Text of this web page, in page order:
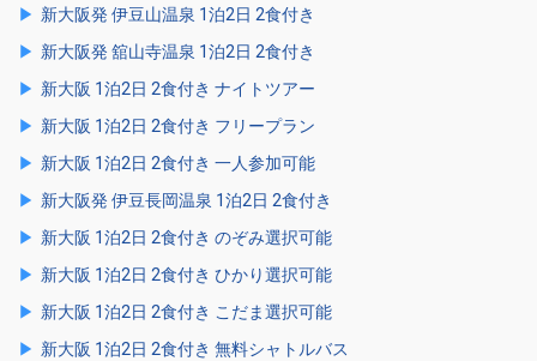
新大阪発 伊豆山温泉 1泊2日 2食付き
新大阪発 舘山寺温泉 1泊2日 2食付き
新大阪 1泊2日 2食付き ナイトツアー
新大阪 1泊2日 2食付き フリープラン
新大阪 1泊2日 2食付き 一人参加可能
新大阪発 伊豆長岡温泉 1泊2日 2食付き
新大阪 1泊2日 2食付き のぞみ選択可能
新大阪 1泊2日 2食付き ひかり選択可能
新大阪 1泊2日 2食付き こだま選択可能
新大阪 1泊2日 2食付き 無料シャトルバス